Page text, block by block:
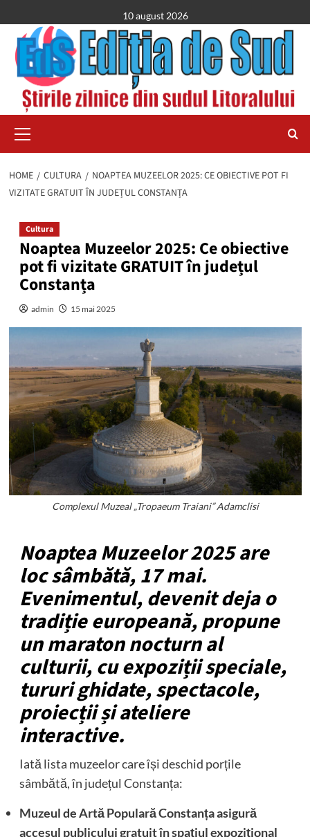
to
content
10 august 2026
Menu
HOME CULTURA
NOAPTEA MUZEELOR 2025: CE OBIECTIVE POT FI
VIZITATE GRATUIT ÎN JUDEȚUL CONSTANȚA
Cultura
Noaptea Muzeelor 2025: Ce obiective
pot fi vizitate GRATUIT în județul
Constanța
admin 15 mai 2025
Complexul Muzeal „Tropaeum Traiani” Adamclisi
Noaptea Muzeelor 2025 are
loc sâmbătă, 17 mai.
Evenimentul, devenit deja o
tradiție europeană, propune
un maraton nocturn al
culturii, cu expoziții speciale,
tururi ghidate, spectacole,
proiecții și ateliere
interactive.
Iată lista muzeelor care își deschid porțile
sâmbătă, în județul Constanța:
Muzeul de Artă Populară Constanța asigură
accesul publicului gratuit în spațiul expozițional